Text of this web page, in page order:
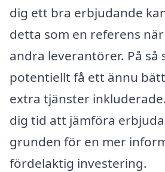
dig ett bra erbjudande
detta som en referens
andra leverantörer. På så
potentiellt få ett ännu
extra tjänster
dig tid att jämföra
grunden för en mer
fördelaktig investering.